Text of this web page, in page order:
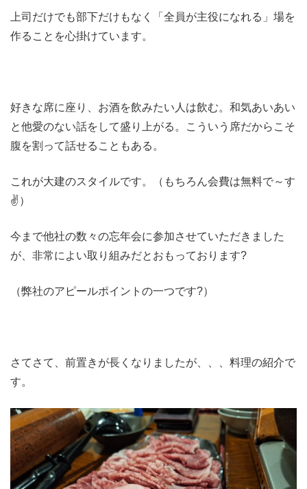
上司だけでも部下だけもなく「全員が主役になれる」場を
作ることを心掛けています。
好きな席に座り、お酒を飲みたい人は飲む。和気あいあい
と他愛のない話をして盛り上がる。こういう席だからこそ
腹を割って話せることもある。
これが大建のスタイルです。（もちろん会費は無料で～す
✌）
今まで他社の数々の忘年会に参加させていただきました
が、非常によい取り組みだとおもっております?
（弊社のアピールポイントの一つです?）
さてさて、前置きが長くなりましたが、、、料理の紹介で
す。